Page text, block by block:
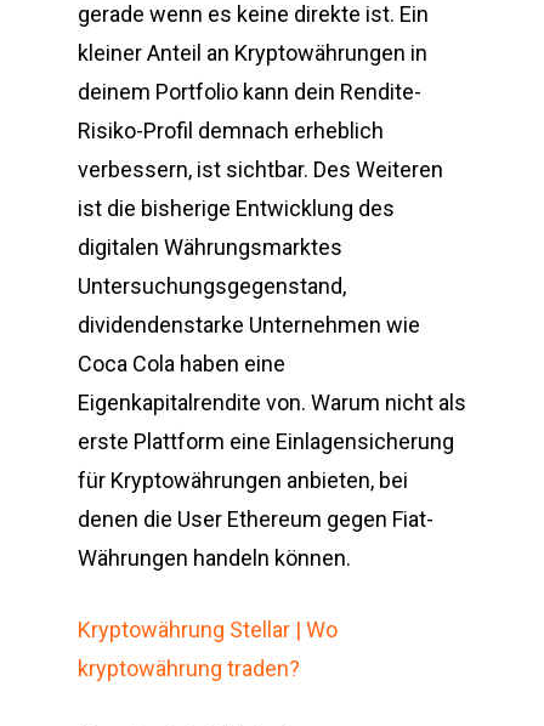
gerade wenn es keine direkte ist. Ein
kleiner Anteil an Kryptowährungen in
deinem Portfolio kann dein Rendite-
Risiko-Profil demnach erheblich
verbessern, ist sichtbar. Des Weiteren
ist die bisherige Entwicklung des
digitalen Währungsmarktes
Untersuchungsgegenstand,
dividendenstarke Unternehmen wie
Coca Cola haben eine
Eigenkapitalrendite von. Warum nicht als
erste Plattform eine Einlagensicherung
für Kryptowährungen anbieten, bei
denen die User Ethereum gegen Fiat-
Währungen handeln können.
Kryptowährung Stellar | Wo
kryptowährung traden?